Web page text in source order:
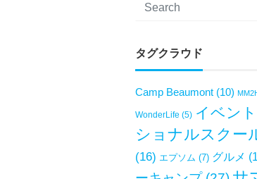
タグクラウド
Camp Beaumont (10)
WonderLife (5) イベント
ショナルスクー
(16) エプソム (7) グルメ